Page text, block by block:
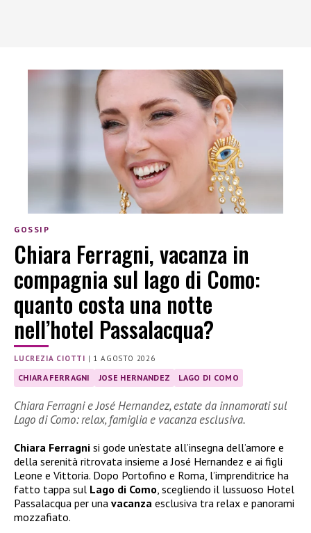
GOSSIP
Chiara Ferragni, vacanza in
compagnia sul lago di Como:
quanto costa una notte
nell’hotel Passalacqua?
LUCREZIA CIOTTI | 1 AGOSTO 2026
CHIARA FERRAGNI JOSE HERNANDEZ LAGO DI COMO
Chiara Ferragni e José Hernandez, estate da innamorati sul
Lago di Como: relax, famiglia e vacanza esclusiva.
Chiara Ferragni si gode un’estate all’insegna dell’amore e
della serenità ritrovata insieme a José Hernandez e ai figli
Leone e Vittoria. Dopo Portofino e Roma, l’imprenditrice ha
fatto tappa sul Lago di Como , scegliendo il lussuoso Hotel
Passalacqua per una vacanza esclusiva tra relax e panorami
mozzafiato.